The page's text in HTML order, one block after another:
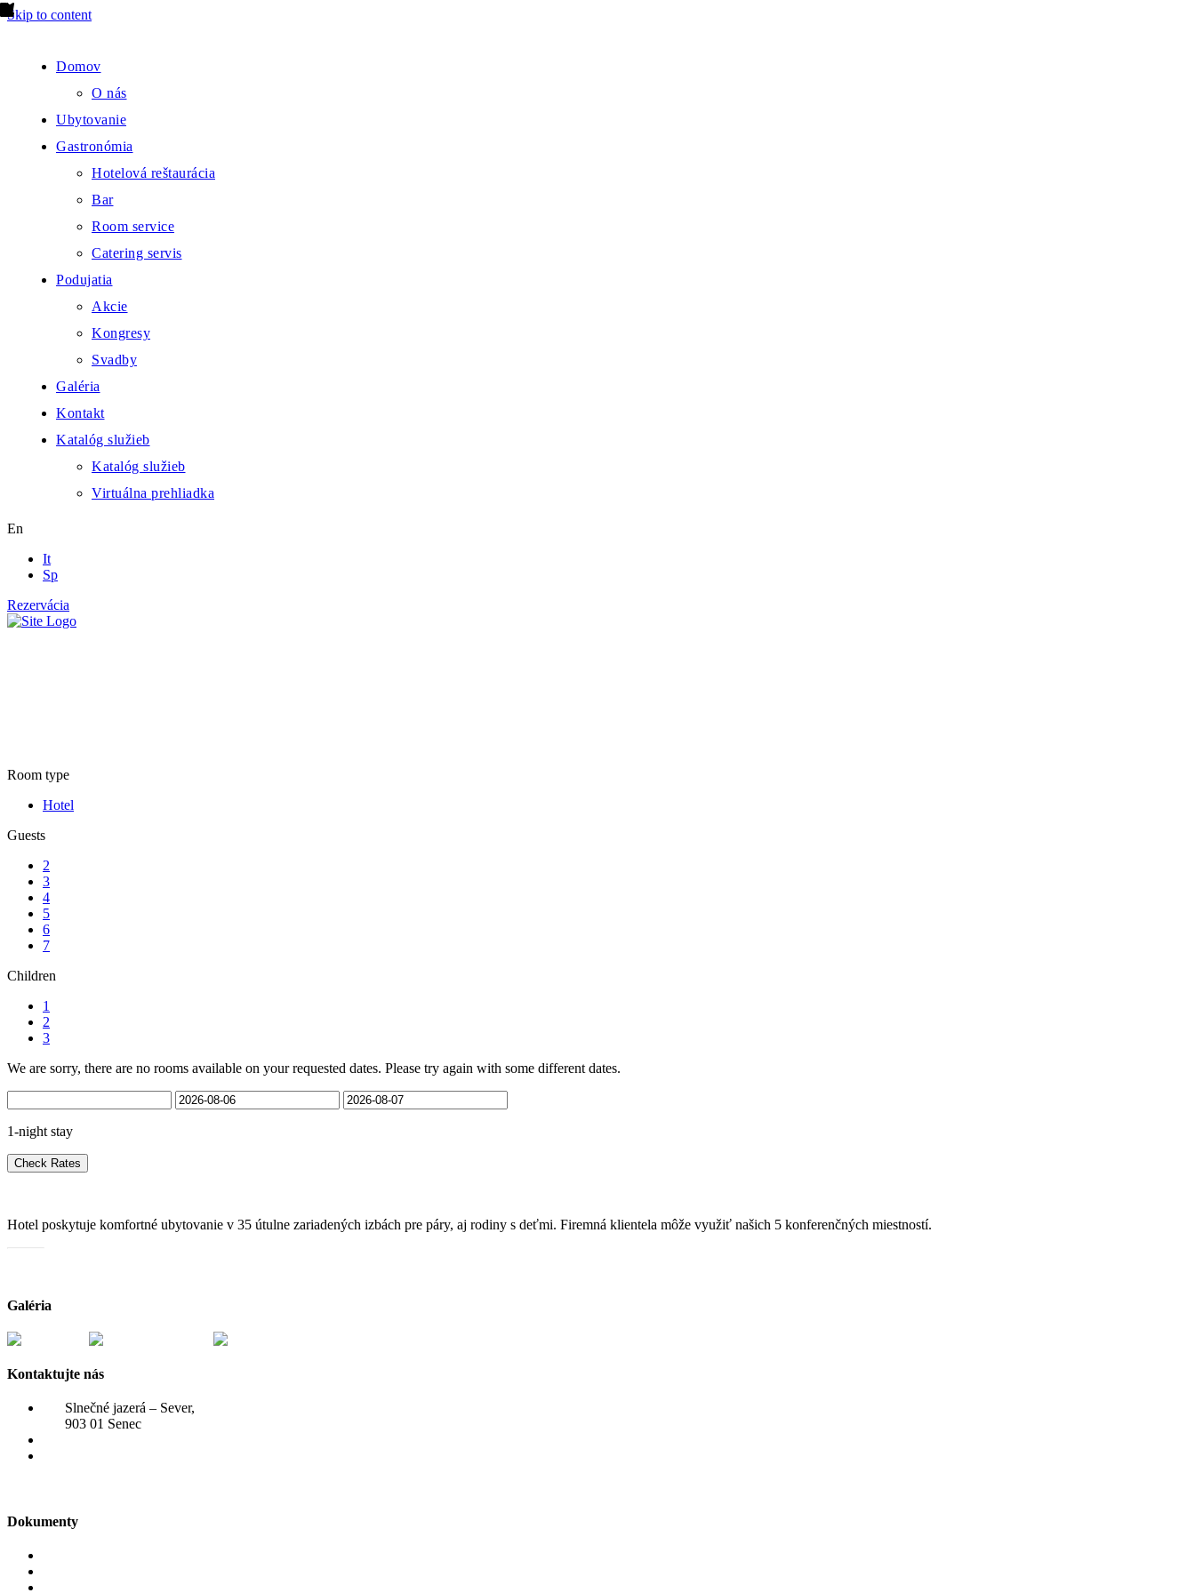
Skip to content
Domov
O nás
Ubytovanie
Gastronómia
Hotelová reštaurácia
Bar
Room service
Catering servis
Podujatia
Akcie
Kongresy
Svadby
Galéria
Kontakt
Katalóg služieb
Katalóg služieb
Virtuálna prehliadka
En
It
Sp
Rezervácia
Room type
Hotel
Guests
2
3
4
5
6
7
Children
1
2
3
We are sorry, there are no rooms available on your requested dates. Please try again with some different dates.
1-night stay
Check Rates
Hotel poskytuje komfortné ubytovanie v 35 útulne zariadených izbách pre páry, aj rodiny s deťmi. Firemná klientela môže využiť našich 5 konferenčných miestností.
Galéria
Kontaktujte nás
Slnečné jazerá – Sever,
903 01 Senec
Dokumenty